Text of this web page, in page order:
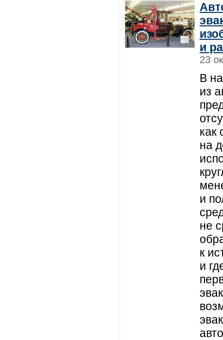
и
23
В
из
как
на
и
не
к
и